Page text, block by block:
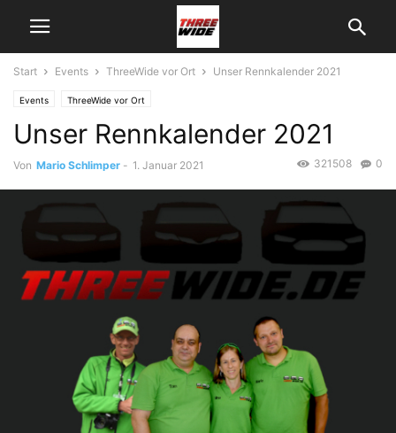
Start Events ThreeWide vor Ort Unser Rennkalender 2021
Events ThreeWide vor Ort
Unser Rennkalender 2021
Von Mario Schlimper - 1. Januar 2021 0
321508